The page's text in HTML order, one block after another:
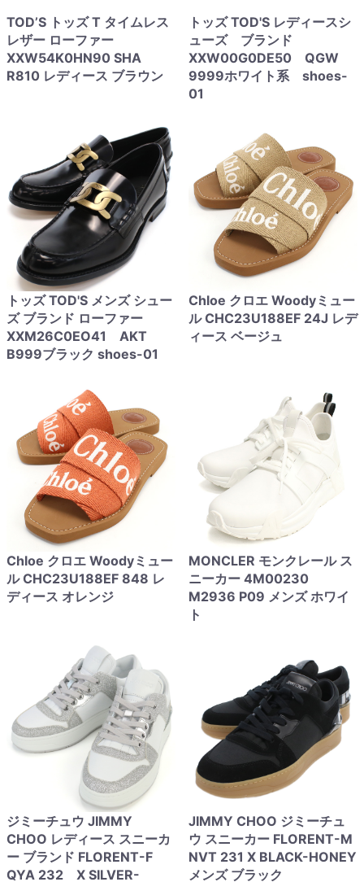
TOD’S トッズ T タイムレス
レザー ローファー
XXW54K0HN90 SHA
R810 レディース ブラウン
トッズ TOD'S レディースシ
ューズ ブランド
XXW00G0DE50 QGW
9999ホワイト系 shoes-
01
トッズ TOD'S メンズ シュー
ズ ブランド ローファー
XXM26C0EO41 AKT
B999ブラック shoes-01
Chloe クロエ Woodyミュー
ル CHC23U188EF 24J レデ
ィース ベージュ
Chloe クロエ Woodyミュー
ル CHC23U188EF 848 レ
ディース オレンジ
MONCLER モンクレール ス
ニーカー 4M00230
M2936 P09 メンズ ホワイ
ト
ジミーチュウ JIMMY
CHOO レディース スニーカ
ー ブランド FLORENT-F
QYA 232 X SILVER-
JIMMY CHOO ジミーチュ
ウ スニーカー FLORENT-M
NVT 231 X BLACK-HONEY
メンズ ブラック